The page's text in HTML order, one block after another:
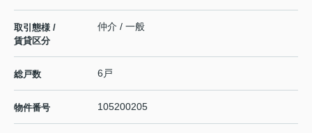
取引態様 /
賃貸区分
仲介 / 一般
総戸数 6戸
物件番号 105200205